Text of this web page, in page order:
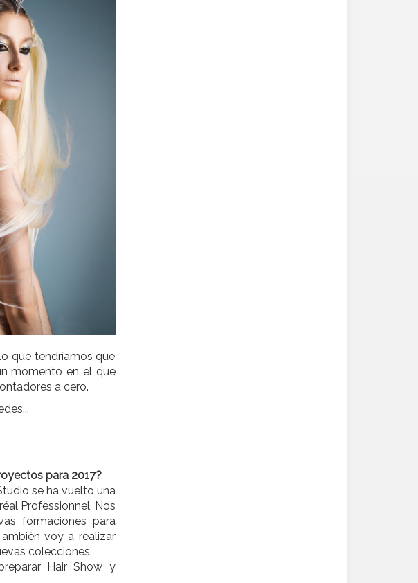
que tendríamos que
momento en el que
a cero.
para 2017?
se ha vuelto una
Professionnel. Nos
formaciones para
voy a realizar
colecciones.
Hair Show y